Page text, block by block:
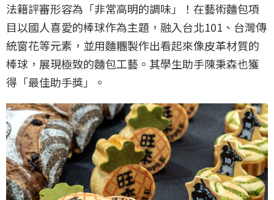
法籍評審形容為「非常高明的調味」！在藝術麵包項
目以國人喜愛的棒球作為主題，融入台北101、台灣傳
統窗花等元素，並用麵糰製作出看起來像皮革材質的
棒球，展現極致的麵包工藝。其學生助手陳秉森也獲
得「最佳助手獎」。